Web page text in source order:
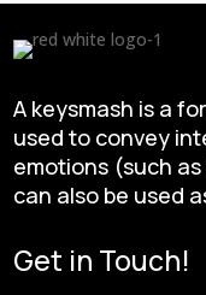
A keysmash is a
used to convey
emotions (such
can also be used
Get in Touch!